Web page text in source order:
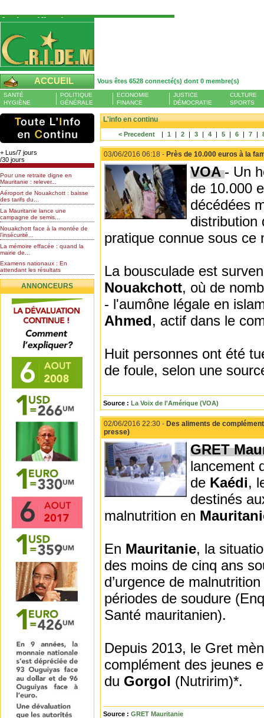
Authentification
Pour S'authentifier veuillez fournir votre
Pseudo et Mot de passer et cliquez sur : Se
connecter
Pseudo
Mot de passe
ACCUEIL Vous êtes 6528 connecté(s) dont 0 membre(s)
Liste des membres en ligne (0)
SANTÉ
HYGIÈNE
POLITIQUE
GÉNÉRALE
ECONOMIE
FINANCE
JUSTICE
DÉMOCRATIE
CULTURE
SPORTS
+ Lus/7 jours
/30 jours
Pour une retraite digne en
Mauritanie : relever...
Aéroport de Nouakchott : baisse
des tarifs du...
La Mauritanie lance une
campagne de semis...
Nouakchott face à la montée de
l’insécurité...
La mémoire effacée : quand la
mairie de...
Examens nationaux : En
attendant les résultats
Nomination de l’Honorable Diye
Ba au poste de...
Mauritanie : les résultats du
baccalauréat 2026...
Mauritanie : Les 10 premiers au
BEPC 2026
Un syndicat de l’enseignement
rejette la...
ANNONCEURS
L'info en continu
< Precedent | 1 | 2 | 3 | 4 | 5 | 6 | 7 |
03/06/2016 06:18 - Près de 10.000 euros à la
VOA- Un
de 10.000
décédées
pratique connue sous ce
La bousculade est
Nouakchott, où de
- l'aumône légale en
Ahmed, actif dans le
Huit personnes ont été
de foule, selon une
Source : La Voix de l'Amérique (VOA)
02/06/2016 22:30 - Des aliments de
presse)
GRET
lancement
de Kaédi,
destinés
malnutrition en
En Mauritanie, la
des moins de cinq ans
d’urgence de
périodes de soudure
Santé mauritanien).
Depuis 2013, le Gret
complément des jeunes
du Gorgol (Nutririm)*.
Source : GRET Mauritanie